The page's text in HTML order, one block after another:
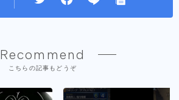
Recommend
こちらの記事もどうぞ